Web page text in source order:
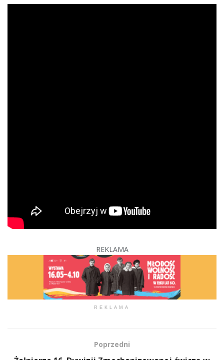
REKLAMA
REKLAMA
Poprzedni